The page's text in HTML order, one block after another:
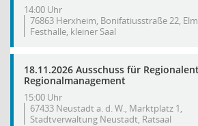
14:00 Uhr
76863 Herxheim, Bonifatiusstraße 22,
Festhalle, kleiner Saal
18.11.2026 Ausschuss für
Regionalmanagement
15:00 Uhr
67433 Neustadt a. d. W., Marktplatz 1,
Stadtverwaltung Neustadt, Ratsaal